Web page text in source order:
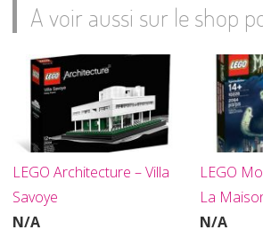
A voir aussi sur le shop
LEGO Architecture – Villa
Savoye
N/A
LEGO
La
N/A